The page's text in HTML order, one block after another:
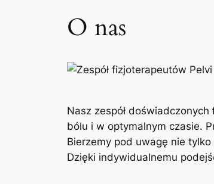
O nas
Nasz zespół doświadczonych
bólu i w optymalnym czasie.
Bierzemy pod uwagę nie
Dzięki indywidualnemu